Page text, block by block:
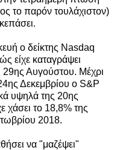
το παρόν τουλάχιστον)
ο δείκτης Nasdaq
είχε καταγράψει
Αυγούστου. Mέχρι
Δεκεμβρίου ο S&P
υψηλά της 20ης
χάσει το 18,8% της
2018.
να "μαζέψει"